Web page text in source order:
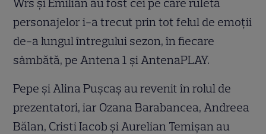
personajelor i-a trecut prin tot felul de emoţii
de-a lungul întregului sezon, în fiecare
sâmbătă, pe Antena 1 și AntenaPLAY.
Pepe și Alina Pușcaș au revenit în rolul de
prezentatori, iar Ozana Barabancea, Andreea
Bălan, Cristi Iacob şi Aurelian Temişan au